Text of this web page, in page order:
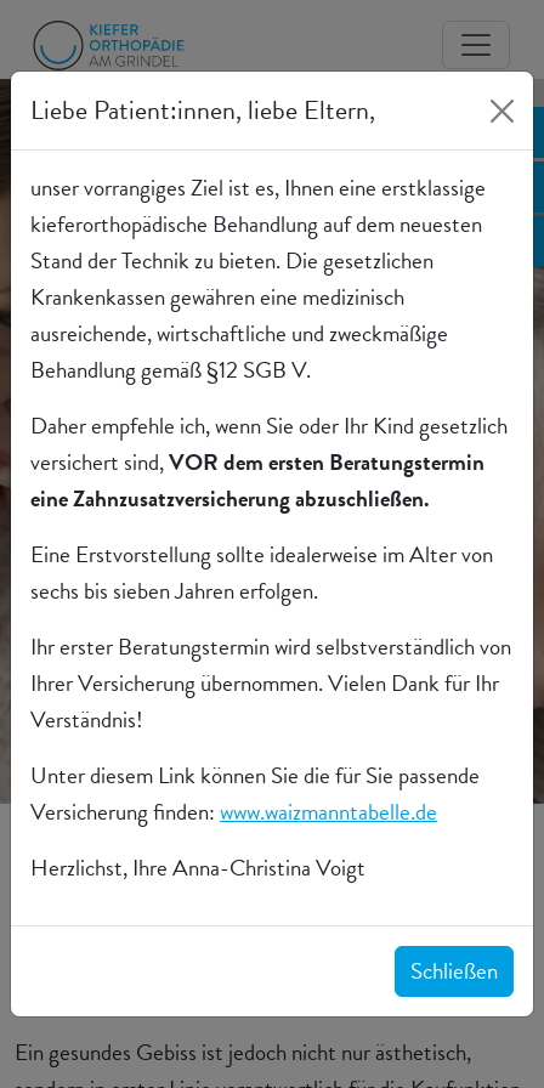
„Lachen ist gesund!“
Glückliche Menschen mit gesunden Zähnen lachen gerne
und viel. Sie haben eine positive, offene Ausstrahlung,
Ein gesundes Gebiss ist jedoch nicht nur ästhetisch,
Anfahrt
Online-Terminvergabe für
Neupatienten
Jetzt anrufen
Liebe Patient:innen, liebe Eltern,
unser vorrangiges Ziel ist es, Ihnen eine erstklassige
kieferorthopädische Behandlung auf dem neuesten
Stand der Technik zu bieten. Die gesetzlichen
Krankenkassen gewähren eine medizinisch
ausreichende, wirtschaftliche und zweckmäßige
Behandlung gemäß §12 SGB V.
Daher empfehle ich, wenn Sie oder Ihr Kind gesetzlich
versichert sind,VOR dem ersten Beratungstermin
eine Zahnzusatzversicherung abzuschließen.
Eine Erstvorstellung sollte idealerweise im Alter von
sechs bis sieben Jahren erfolgen.
Ihr erster Beratungstermin wird selbstverständlich von
Ihrer Versicherung übernommen. Vielen Dank für Ihr
Verständnis!
Unter diesem Link können Sie die für Sie passende
Versicherung finden:www.waizmanntabelle.de
Herzlichst, Ihre Anna-Christina Voigt
Schließen